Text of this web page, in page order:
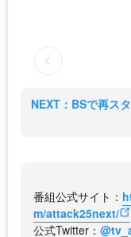
NEXT：BSで再ス
番組公式サイト：
m/attack25next/
公式Twitter：